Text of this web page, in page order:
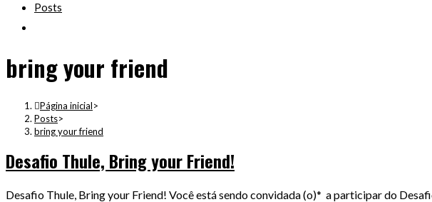
Posts
bring your friend
Página inicial>
Posts>
bring your friend
Desafio Thule, Bring your Friend!
Desafio Thule, Bring your Friend! Você está sendo convidada (o)* a participar do